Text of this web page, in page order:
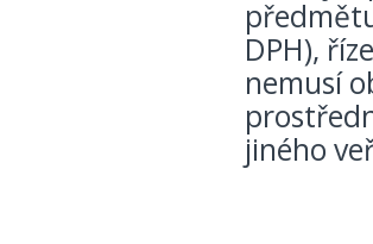
DPH),
nemusí
jiného